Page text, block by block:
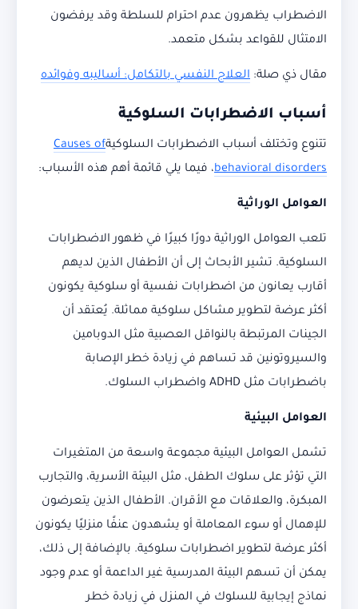
الاضطراب يظهرون عدم احترام للسلطة وقد يرفضون
الامتثال للقواعد بشكل متعمد.
مقال ذي صلة: العلاج النفسي بالتكامل: أساليبه وفوائده
أسباب الاضطرابات السلوكية
تتنوع وتختلف أسباب الاضطرابات السلوكيةCauses of
behavioral disorders، فيما يلي قائمة أهم هذه الأسباب:
العوامل الوراثية
تلعب العوامل الوراثية دورًا كبيرًا في ظهور الاضطرابات
السلوكية. تشير الأبحاث إلى أن الأطفال الذين لديهم
أقارب يعانون من اضطرابات نفسية أو سلوكية يكونون
أكثر عرضة لتطوير مشاكل سلوكية مماثلة. يُعتقد أن
الجينات المرتبطة بالنواقل العصبية مثل الدوبامين
والسيروتونين قد تساهم في زيادة خطر الإصابة
باضطرابات مثل ADHD واضطراب السلوك.
العوامل البيئية
تشمل العوامل البيئية مجموعة واسعة من المتغيرات
التي تؤثر على سلوك الطفل، مثل البيئة الأسرية، والتجارب
المبكرة، والعلاقات مع الأقران. الأطفال الذين يتعرضون
للإهمال أو سوء المعاملة أو يشهدون عنفًا منزليًا يكونون
أكثر عرضة لتطوير اضطرابات سلوكية. بالإضافة إلى ذلك،
يمكن أن تسهم البيئة المدرسية غير الداعمة أو عدم وجود
نماذج إيجابية للسلوك في المنزل في زيادة خطر